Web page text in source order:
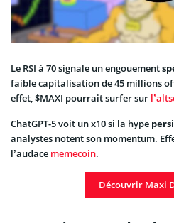
Le RSI à 70 signale un engouement
faible capitalisation de 45 millions
effet, $MAXI pourrait surfer sur
ChatGPT-5 voit un x10 si la hype
analystes notent son momentum.
l’audace memecoin.
Découvrir Maxi